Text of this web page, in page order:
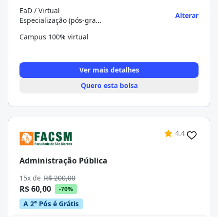
EaD / Virtual
Especialização (pós-graduação)
Alterar
Campus 100% virtual
Ver mais detalhes
Quero esta bolsa
4.4
Administração Pública
15x de R$ 200,00
R$ 60,00 -70%
A 2° Pós é Grátis